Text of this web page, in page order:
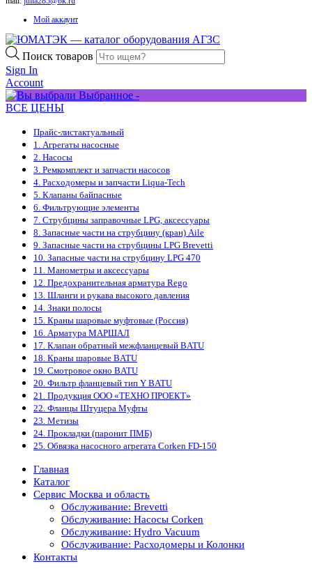
Мой аккаунт
Поиск товаров
Sign In
Account
Выбранное -
ВСЕ ЦЕНЫ
Прайс-листактуальный
1. Агрегаты насосные
2. Насосы
3. Ремкомплект и запчасти насосов
4. Расходомеры и запчасти Liqua-Tech
5. Клапаны байпасные
6. Фильтрующие элементы
7. Струбцины заправочные LPG, аксессуары
8. Запасные части на струбцину (кран) Aile
9. Запасные части на струбцины LPG Brevetti
10. Запасные части на струбцину LPG 470
11. Манометры и аксессуары
12. Предохранительная арматура Rego
13. Шланги и рукава высокого давления
14. Знаки полосы
15. Краны шаровые муфтовые (Россия)
16. Арматура МАРШАЛ
17. Клапан обратный межфланцевый BATU
18. Краны шаровые BATU
19. Смотровое окно BATU
20. Фильтр фланцевый тип Y BATU
21. Продукция ООО «ТЕХНО ПРОЕКТ»
22. Фланцы Штуцера Муфты
23. Метизы
24. Прокладки (паронит ПМБ)
25. Обвязка насосного агрегата Corken FD-150
Главная
Каталог
Сервис Москва и область
Обслуживание: Brevetti
Обслуживание: Насосы Corken
Обслуживание: Hydro Vacuum
Обслуживание: Расходомеры и Колонки
Контакты